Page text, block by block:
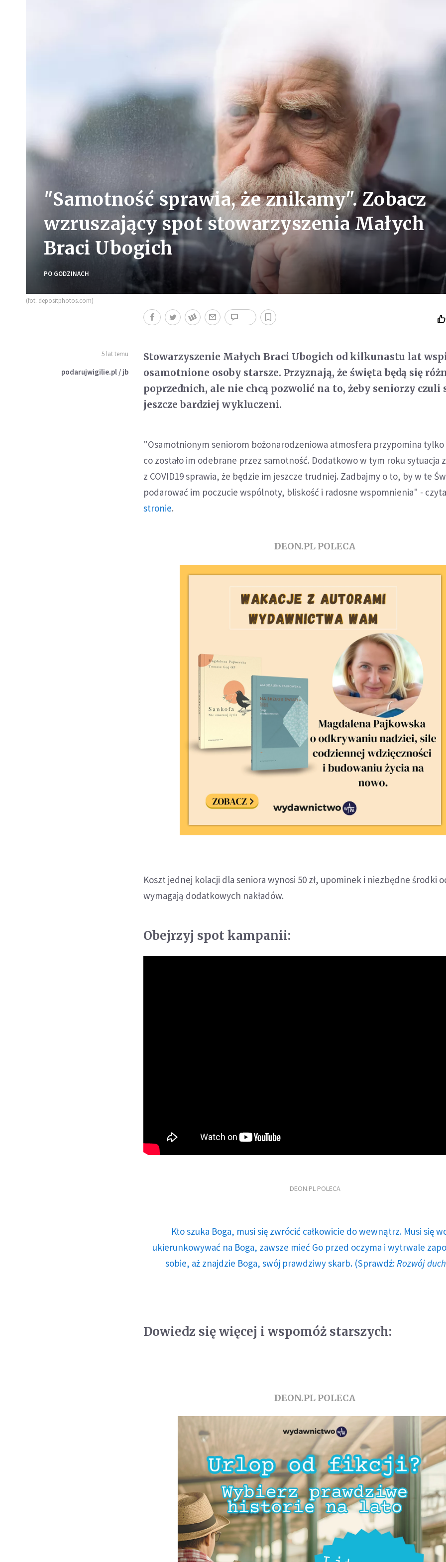
"Samotność sprawia, że znikamy". Zobacz
wzruszający spot stowarzyszenia Małych
Braci Ubogich
PO GODZINACH
(fot. depositphotos.com)
5 lat temu
podarujwigilie.pl / jb
Stowarzyszenie Małych Braci Ubogich od kilkunastu lat
osamotnione osoby starsze. Przyznają, że święta będą się
poprzednich, ale nie chcą pozwolić na to, żeby seniorzy czuli
jeszcze bardziej wykluczeni.
"Osamotnionym seniorom bożonarodzeniowa atmosfera przypomina
co zostało im odebrane przez samotność. Dodatkowo w tym roku sytuacja
z COVID19 sprawia, że będzie im jeszcze trudniej. Zadbajmy o to, by w te
podarować im poczucie wspólnoty, bliskość i radosne wspomnienia" -
stronie.
DEON.PL POLECA
Koszt jednej kolacji dla seniora wynosi 50 zł, upominek i niezbędne środki
wymagają dodatkowych nakładów.
Obejrzyj spot kampanii:
DEON.PL POLECA
Kto szuka Boga, musi się zwrócić całkowicie do wewnątrz. Musi się
ukierunkowywać na Boga, zawsze mieć Go przed oczyma i wytrwale
sobie, aż znajdzie Boga, swój prawdziwy skarb. (Sprawdź: Rozwój
Dowiedz się więcej i wspomóż starszych:
DEON.PL POLECA